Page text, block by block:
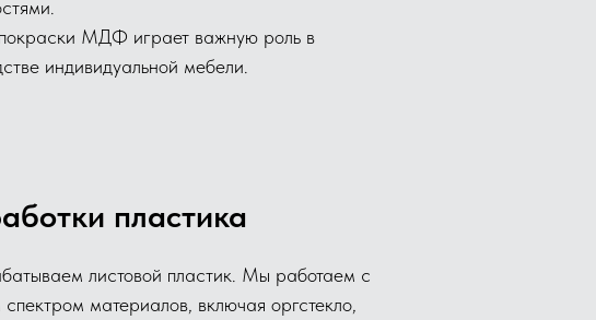
МДФ играет важную роль в
индивидуальной мебели.
пластика
листовой пластик. Мы работаем с
материалов, включая оргстекло,